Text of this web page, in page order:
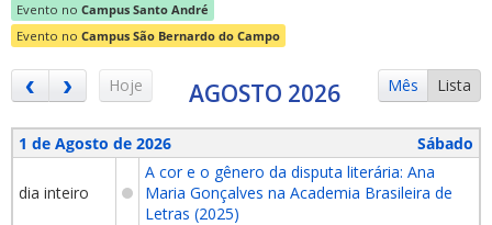
Evento no Campus Santo André
Evento no Campus São Bernardo do Campo
Hoje Mês Lista
AGOSTO 2026
1 de Agosto de 2026 Sábado
dia inteiro
A cor e o gênero da disputa literária: Ana
Maria Gonçalves na Academia Brasileira de
Letras (2025)